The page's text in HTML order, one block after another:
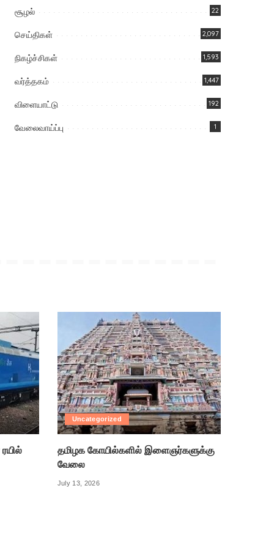
சூழல் 22
செய்திகள் 2,097
நிகழ்ச்சிகள் 1,593
வர்த்தகம் 1,447
விளையாட்டு 192
வேலைவாய்ப்பு 1
Uncategorized
தமிழக கோயில்களில் இளைஞர்களுக்கு
வேலை
July 13, 2026